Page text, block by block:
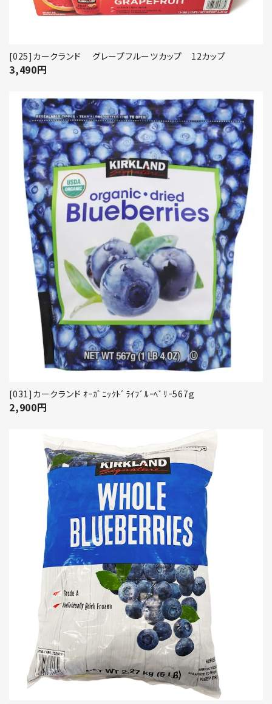
[025]カークランド グレープフルーツカップ 12カップ
3,490円
[031]カークランド ｵｰｶﾞﾆｯｸﾄﾞﾗｲﾌﾞﾙｰﾍﾞﾘｰ567g
2,900円